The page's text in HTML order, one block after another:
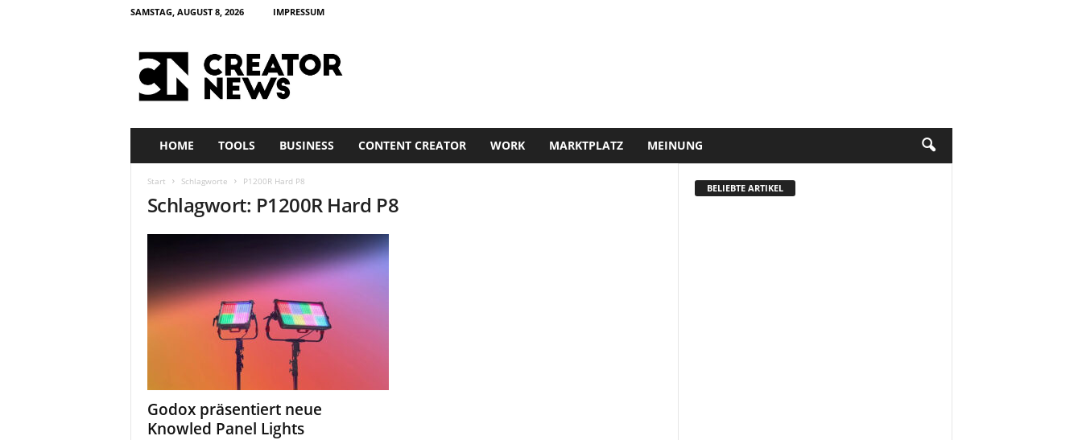
SAMSTAG, AUGUST 8, 2026 IMPRESSUM
HOME TOOLS BUSINESS CONTENT CREATOR WORK MARKTPLATZ MEINUNG
Start Schlagworte P1200R Hard P8
Schlagwort: P1200R Hard P8
Godox präsentiert neue
Knowled Panel Lights
BELIEBTE ARTIKEL